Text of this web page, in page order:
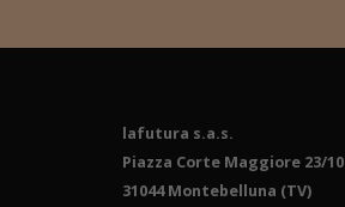
lafutura s.a.s.
Piazza Corte Maggiore 23/10
31044 Montebelluna (TV)